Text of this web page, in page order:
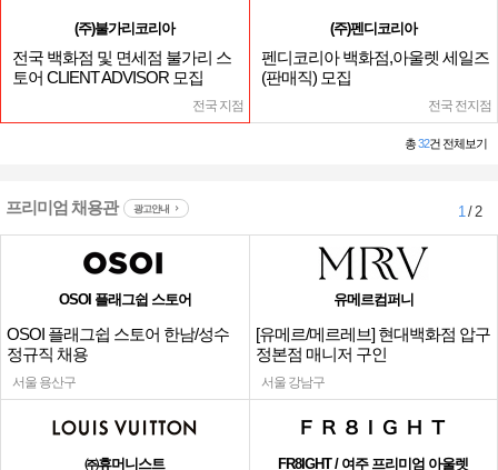
(주)불가리코리아
전국 백화점 및 면세점 불가리 스
토어 CLIENT ADVISOR 모집
전국 지점
(주)펜디코리아
펜디코리아 백화점,아울렛 세일즈
(판매직) 모집
전국 전지점
총32건 전체보기
프리미엄 채용관 광고안내 1/ 2
OSOI 플래그쉽 스토어
OSOI 플래그쉽 스토어 한남/성수
정규직 채용
서울 용산구
유메르컴퍼니
[유메르/메르레브] 현대백화점 압구
정본점 매니저 구인
서울 강남구
㈜휴머니스트 FR8IGHT / 여주 프리미엄 아울렛